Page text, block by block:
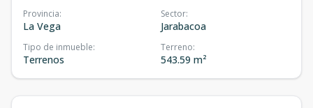
Provincia:
La Vega
Sector:
Jarabacoa
Tipo de inmueble:
Terrenos
Terreno:
543.59 m²